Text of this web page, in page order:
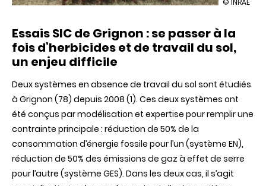
illustration
sans
travail
du
INRAE
© INRAE
Essais SIC de Grignon : se passer à la
fois d’herbicides et de travail du sol,
un enjeu difficile
Deux systèmes en absence de travail du sol sont étudiés
à Grignon (78) depuis 2008 (1). Ces deux systèmes ont
été conçus par modélisation et expertise pour remplir une
contrainte principale : réduction de 50% de la
consommation d’énergie fossile pour l’un (système EN),
réduction de 50% des émissions de gaz à effet de serre
pour l’autre (système GES). Dans les deux cas, il s’agit